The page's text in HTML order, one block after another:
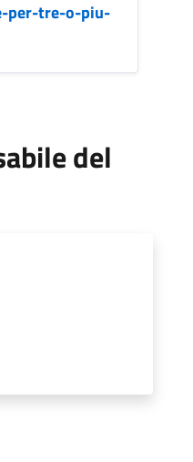
per-tre-o-piu-
del